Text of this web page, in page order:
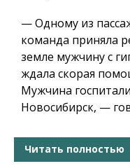
— Одному из
команда приняла
земле мужчину с
ждала скорая
Мужчина
Новосибирск, —
Читать полностью